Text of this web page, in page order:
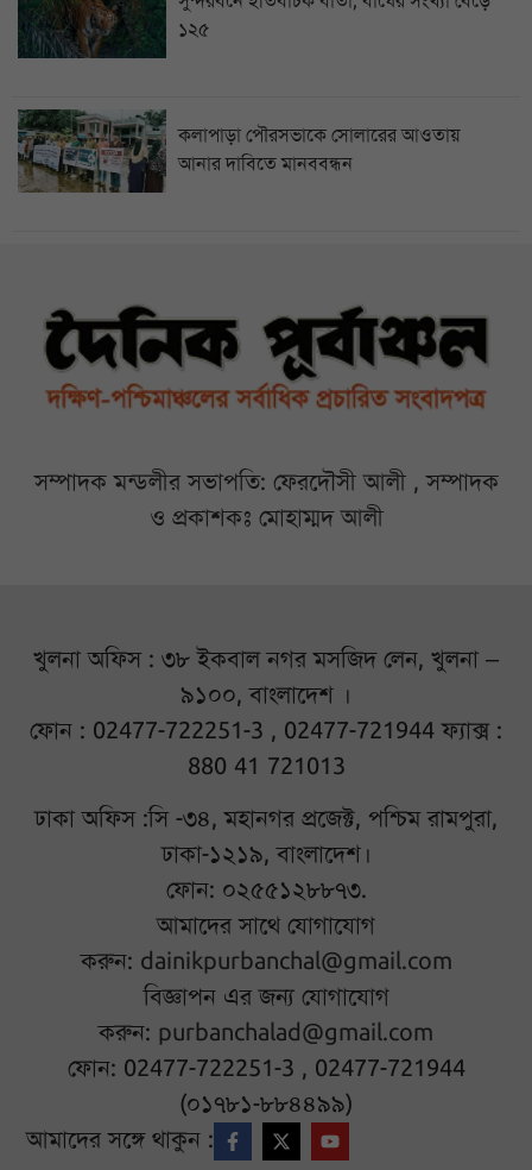
১২৫
কলাপাড়া পৌরসভাকে সোলারের আওতায়
আনার দাবিতে মানববন্ধন
সম্পাদক মন্ডলীর সভাপতি: ফেরদৌসী আলী , সম্পাদক
ও প্রকাশকঃ মোহাম্মদ আলী
খুলনা অফিস : ৩৮ ইকবাল নগর মসজিদ লেন, খুলনা –
৯১০০, বাংলাদেশ ।
ফোন : 02477-722251-3 , 02477-721944 ফ্যাক্স :
880 41 721013
ঢাকা অফিস :সি -৩৪, মহানগর প্রজেক্ট, পশ্চিম রামপুরা,
ঢাকা-১২১৯, বাংলাদেশ।
ফোন: ০২৫৫১২৮৮৭৩.
আমাদের সাথে যোগাযোগ
করুন: dainikpurbanchal@gmail.com
বিজ্ঞাপন এর জন্য যোগাযোগ
করুন: purbanchalad@gmail.com
ফোন: 02477-722251-3 , 02477-721944
(০১৭৮১-৮৮৪৪৯৯)
আমাদের সঙ্গে থাকুন :